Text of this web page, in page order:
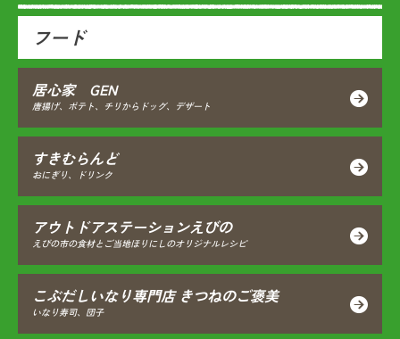
フード
居心家 GEN
唐揚げ、ポテト、チリからドッグ、デザート
すきむらんど
おにぎり、ドリンク
アウトドアステーションえびの
えびの市の食材とご当地ほりにしのオリジナルレシピ
こぶだしいなり専門店 きつねのご褒美
いなり寿司、団子